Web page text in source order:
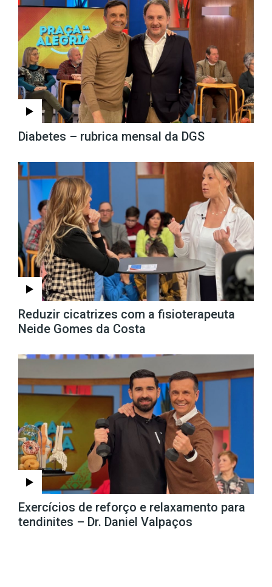
Diabetes – rubrica mensal da DGS
Reduzir cicatrizes com a fisioterapeuta
Neide Gomes da Costa
Exercícios de reforço e relaxamento para
tendinites – Dr. Daniel Valpaços